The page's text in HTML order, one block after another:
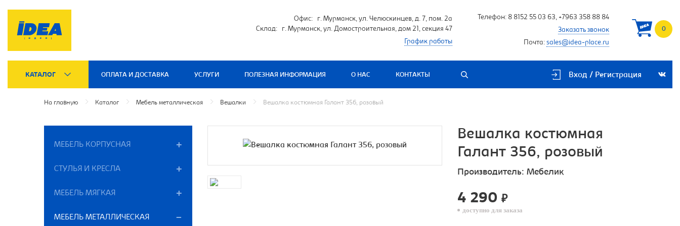
Офис: г. Мурманск, ул. Челюскинцев, д. 7, пом. 2а
Склад: г. Мурманск, ул. Домостроительная, дом 21, секция 47
График работы
Телефон: 8 8152 55 03 63, +7963 358 88 84
Заказать звонок
Почта: sales@idea-place.ru
0
КАТАЛОГ ОПЛАТА И ДОСТАВКА УСЛУГИ ПОЛЕЗНАЯ ИНФОРМАЦИЯ О НАС КОНТАКТЫ Вход / Регистрация
На главную Каталог Мебель металлическая Вешалки Вешалка костюмная Галант 356, розовый
МЕБЕЛЬ КОРПУСНАЯ
СТУЛЬЯ И КРЕСЛА
МЕБЕЛЬ МЯГКАЯ
МЕБЕЛЬ МЕТАЛЛИЧЕСКАЯ
Вешалка костюмная
Галант 356, розовый
Производитель: Мебелик
4 290 ₽
доступно для заказа